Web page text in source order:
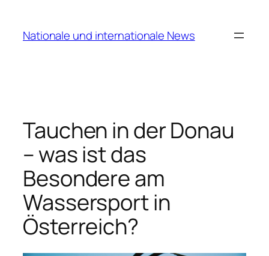
springen
Nationale und internationale News
Tauchen in der Donau
– was ist das
Besondere am
Wassersport in
Österreich?